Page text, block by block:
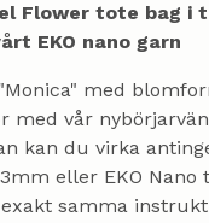
Flower tote bag i
EKO nano garn
med
med vår
kan du virka
eller EKO Nano
samma